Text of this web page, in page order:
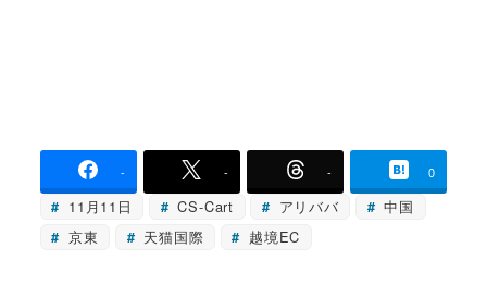
- - - 0
11月11日 CS-Cart アリババ
中国
京東
天猫国際 越境EC